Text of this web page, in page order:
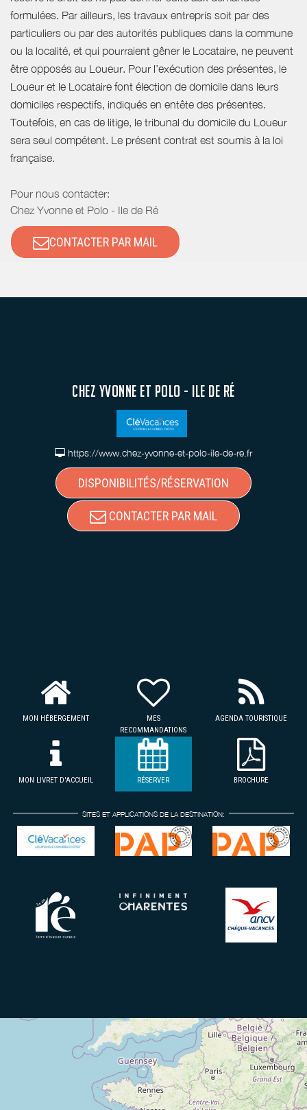
formulées. Par ailleurs, les travaux entrepris soit par des
particuliers ou par des autorités publiques dans la commune
ou la localité, et qui pourraient gêner le Locataire, ne peuvent
être opposés au Loueur. Pour l’exécution des présentes, le
Loueur et le Locataire font élection de domicile dans leurs
domiciles respectifs, indiqués en entête des présentes.
Toutefois, en cas de litige, le tribunal du domicile du Loueur
sera seul compétent. Le présent contrat est soumis à la loi
française.
Pour nous contacter:
Chez Yvonne et Polo - Ile de Ré
CONTACTER PAR MAIL
CHEZ YVONNE ET POLO - ILE DE RÉ
https://www.chez-yvonne-et-polo-ile-de-re.fr
DISPONIBILITÉS/RÉSERVATION
CONTACTER PAR MAIL
MON HÉBERGEMENT
MES
RECOMMANDATIONS
AGENDA TOURISTIQUE
MON LIVRET D'ACCUEIL RÉSERVER BROCHURE
SITES ET APPLICATIONS DE LA DESTINATION: